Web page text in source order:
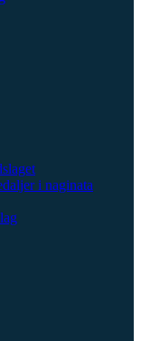
i naginata